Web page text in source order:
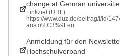
change at German
Linkziel (URL):
https://www.duz.de/beitrag/!/id/
ansto%C3%9Fen
Anmeldung für den
Hochschulverband